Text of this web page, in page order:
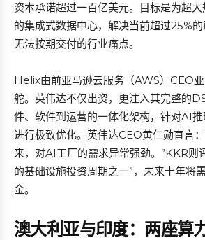
资本承诺超过一百亿美元。目标是为超
的集成式数据中心，解决当前超过25%
无法按期交付的行业痛点。
Helix由前亚马逊云服务（AWS）CEO亚
舵。英伟达不仅出资，更注入其完整的
件、软件到运营的一体化架构，针对AI
进行极致优化。英伟达CEO黄仁勋直言
来，对AI工厂的需求异常强劲。”KKR则
的基础设施投资周期之一”，未来十年将
金。
澳大利亚与印度：两座算